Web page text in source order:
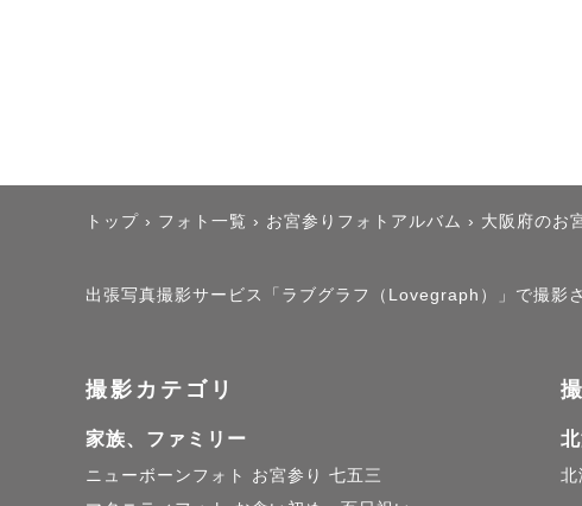
ご縁があったゲ
有り難いことに
これから新しく
楽しみにして
トップ › フォト一覧 › お宮参りフォトアルバム › 大阪府のお
出張写真撮影サービス「ラブグラフ（Lovegraph）」で撮影
撮影カテゴリ
家族、ファミリー
ニューボーンフォト お宮参り 七五三
北